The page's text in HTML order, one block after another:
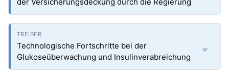
Technologische Fortschritte bei der
Glukoseüberwachung und Insulinverabreichung